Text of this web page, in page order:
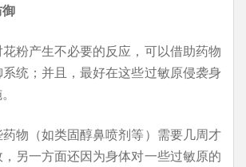
粉产生不必要的反应，可以借助药物
统；并且，最好在这些过敏原侵袭身
物（如类固醇鼻喷剂等）需要几周才
另一方面还因为身体对一些过敏原的